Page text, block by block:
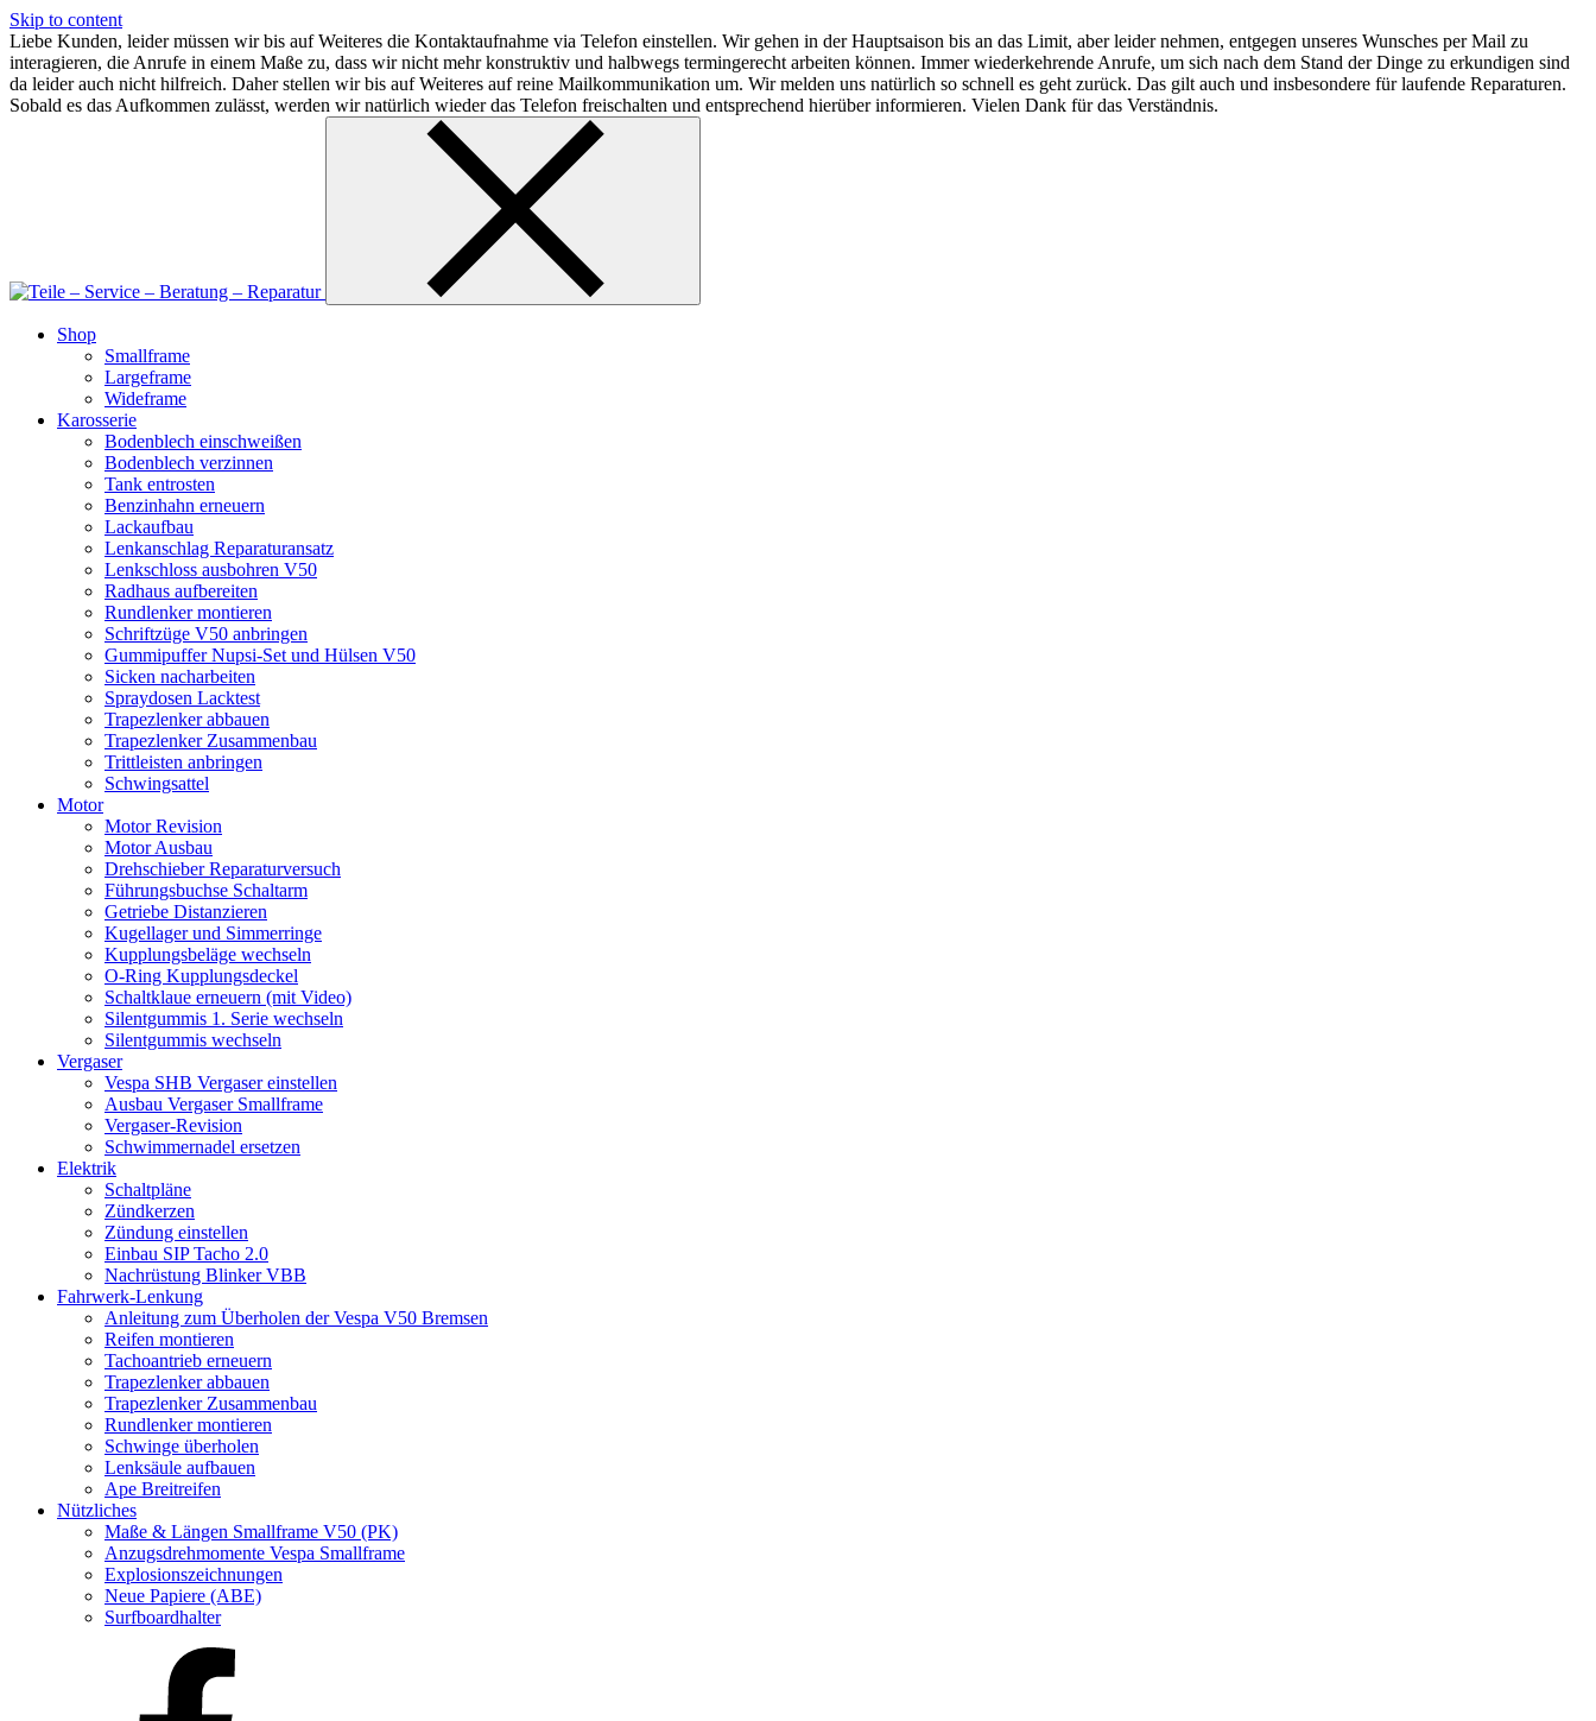
Skip to content
Liebe Kunden, leider müssen wir bis auf Weiteres die Kontaktaufnahme via Telefon einstellen. Wir gehen in der Hauptsaison bis an das Limit, aber leider nehmen, entgegen unseres Wunsches per Mail zu
interagieren, die Anrufe in einem Maße zu, dass wir nicht mehr konstruktiv und halbwegs termingerecht arbeiten können. Immer wiederkehrende Anrufe, um sich nach dem Stand der Dinge zu erkundigen sind
da leider auch nicht hilfreich. Daher stellen wir bis auf Weiteres auf reine Mailkommunikation um. Wir melden uns natürlich so schnell es geht zurück. Das gilt auch und insbesondere für laufende Reparaturen.
Sobald es das Aufkommen zulässt, werden wir natürlich wieder das Telefon freischalten und entsprechend hierüber informieren. Vielen Dank für das Verständnis.
Shop
Smallframe
Largeframe
Wideframe
Karosserie
Bodenblech einschweißen
Bodenblech verzinnen
Tank entrosten
Benzinhahn erneuern
Lackaufbau
Lenkanschlag Reparaturansatz
Lenkschloss ausbohren V50
Radhaus aufbereiten
Rundlenker montieren
Schriftzüge V50 anbringen
Gummipuffer Nupsi-Set und Hülsen V50
Sicken nacharbeiten
Spraydosen Lacktest
Trapezlenker abbauen
Trapezlenker Zusammenbau
Trittleisten anbringen
Schwingsattel
Motor
Motor Revision
Motor Ausbau
Drehschieber Reparaturversuch
Führungsbuchse Schaltarm
Getriebe Distanzieren
Kugellager und Simmerringe
Kupplungsbeläge wechseln
O-Ring Kupplungsdeckel
Schaltklaue erneuern (mit Video)
Silentgummis 1. Serie wechseln
Silentgummis wechseln
Vergaser
Vespa SHB Vergaser einstellen
Ausbau Vergaser Smallframe
Vergaser-Revision
Schwimmernadel ersetzen
Elektrik
Schaltpläne
Zündkerzen
Zündung einstellen
Einbau SIP Tacho 2.0
Nachrüstung Blinker VBB
Fahrwerk-Lenkung
Anleitung zum Überholen der Vespa V50 Bremsen
Reifen montieren
Tachoantrieb erneuern
Trapezlenker abbauen
Trapezlenker Zusammenbau
Rundlenker montieren
Schwinge überholen
Lenksäule aufbauen
Ape Breitreifen
Nützliches
Maße & Längen Smallframe V50 (PK)
Anzugsdrehmomente Vespa Smallframe
Explosionszeichnungen
Neue Papiere (ABE)
Surfboardhalter